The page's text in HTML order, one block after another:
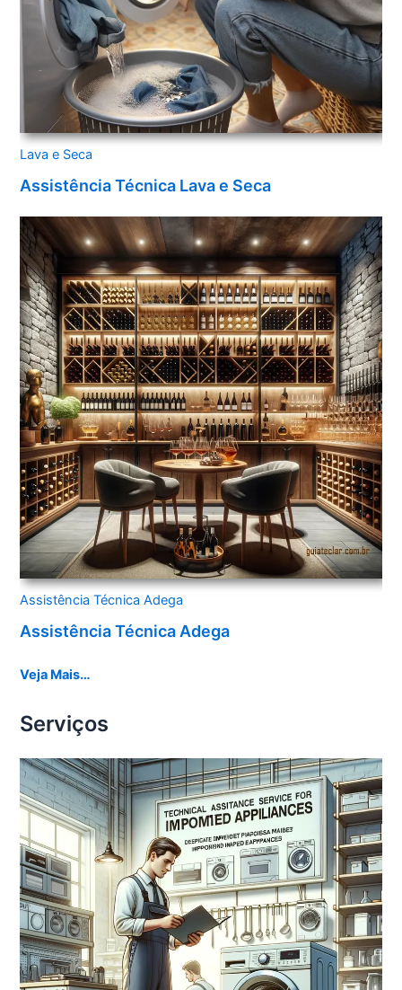
Lava e Seca
Assistência Técnica Lava e Seca
Assistência Técnica Adega
Assistência Técnica Adega
Veja Mais…
Serviços